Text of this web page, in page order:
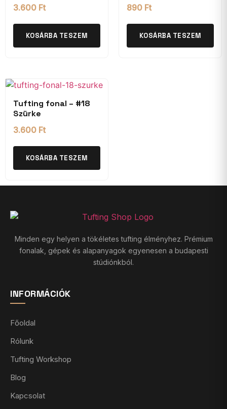
3.600 Ft
KOSÁRBA TESZEM
890 Ft
KOSÁRBA TESZEM
Tufting fonal – #18
Szürke
3.600 Ft
KOSÁRBA TESZEM
Minden egy helyen a tökéletes tufting élményhez. Prémium
fonalak, gépek és alapanyagok egyenesen a budapesti
stúdiónkból.
INFORMÁCIÓK
Főoldal
Rólunk
Tufting Workshop
Blog
Kapcsolat